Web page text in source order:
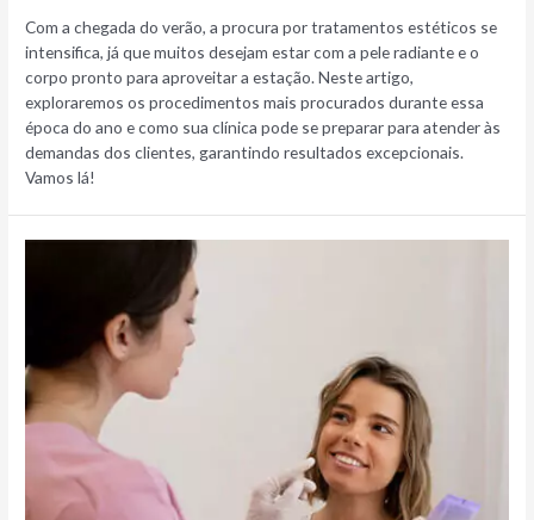
Com a chegada do verão, a procura por tratamentos estéticos se
intensifica, já que muitos desejam estar com a pele radiante e o
corpo pronto para aproveitar a estação. Neste artigo,
exploraremos os procedimentos mais procurados durante essa
época do ano e como sua clínica pode se preparar para atender às
demandas dos clientes, garantindo resultados excepcionais.
Vamos lá!